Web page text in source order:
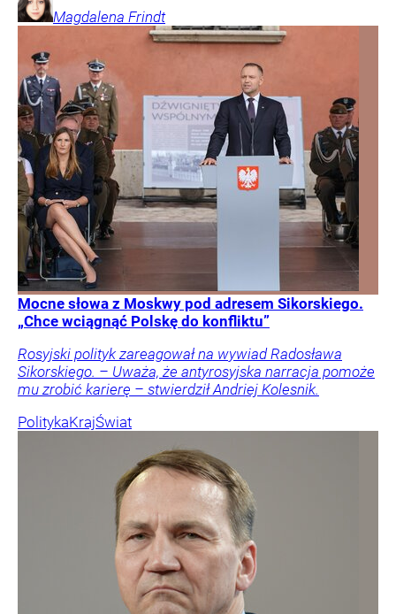
Magdalena Frindt
Mocne słowa z Moskwy pod adresem Sikorskiego.
„Chce wciągnąć Polskę do konfliktu”
Rosyjski polityk zareagował na wywiad Radosława
Sikorskiego. – Uważa, że antyrosyjska narracja pomoże
mu zrobić karierę – stwierdził Andriej Kolesnik.
PolitykaKrajŚwiat